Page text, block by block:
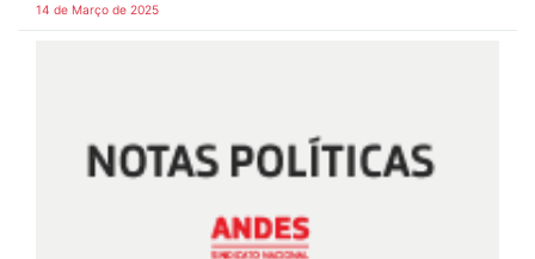
14 de Março de 2025